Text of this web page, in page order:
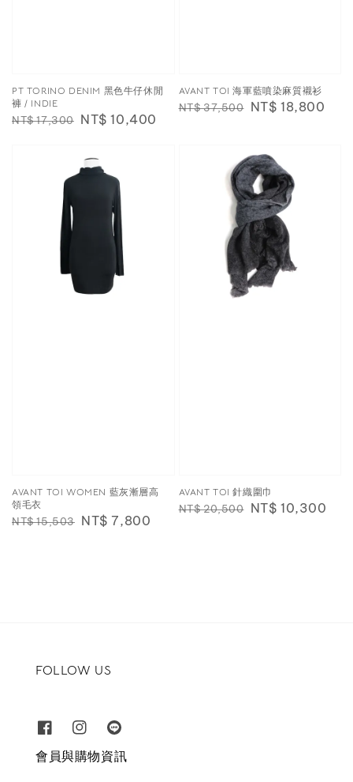
PT TORINO DENIM 黑色牛仔休閒
褲 / INDIE
Regular
NT$ 17,300 Sale
NT$ 10,400
AVANT TOI 海軍藍噴染麻質襯衫
Regular
NT$ 37,500 Sale
NT$ 18,800
AVANT TOI WOMEN 藍灰漸層高
領毛衣
Regular
NT$ 15,503 Sale
NT$ 7,800
AVANT TOI 針織圍巾
Regular
NT$ 20,500 Sale
NT$ 10,300
FOLLOW US
會員與購物資訊